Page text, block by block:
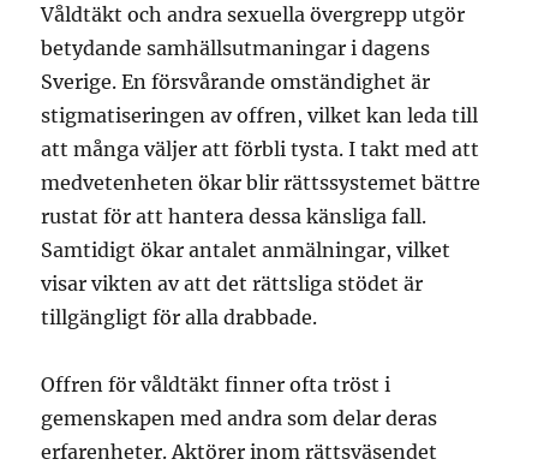
Våldtäkt och andra sexuella övergrepp utgör
betydande samhällsutmaningar i dagens
Sverige. En försvårande omständighet är
stigmatiseringen av offren, vilket kan leda till
att många väljer att förbli tysta. I takt med att
medvetenheten ökar blir rättssystemet bättre
rustat för att hantera dessa känsliga fall.
Samtidigt ökar antalet anmälningar, vilket
visar vikten av att det rättsliga stödet är
tillgängligt för alla drabbade.
Offren för våldtäkt finner ofta tröst i
gemenskapen med andra som delar deras
erfarenheter. Aktörer inom rättsväsendet